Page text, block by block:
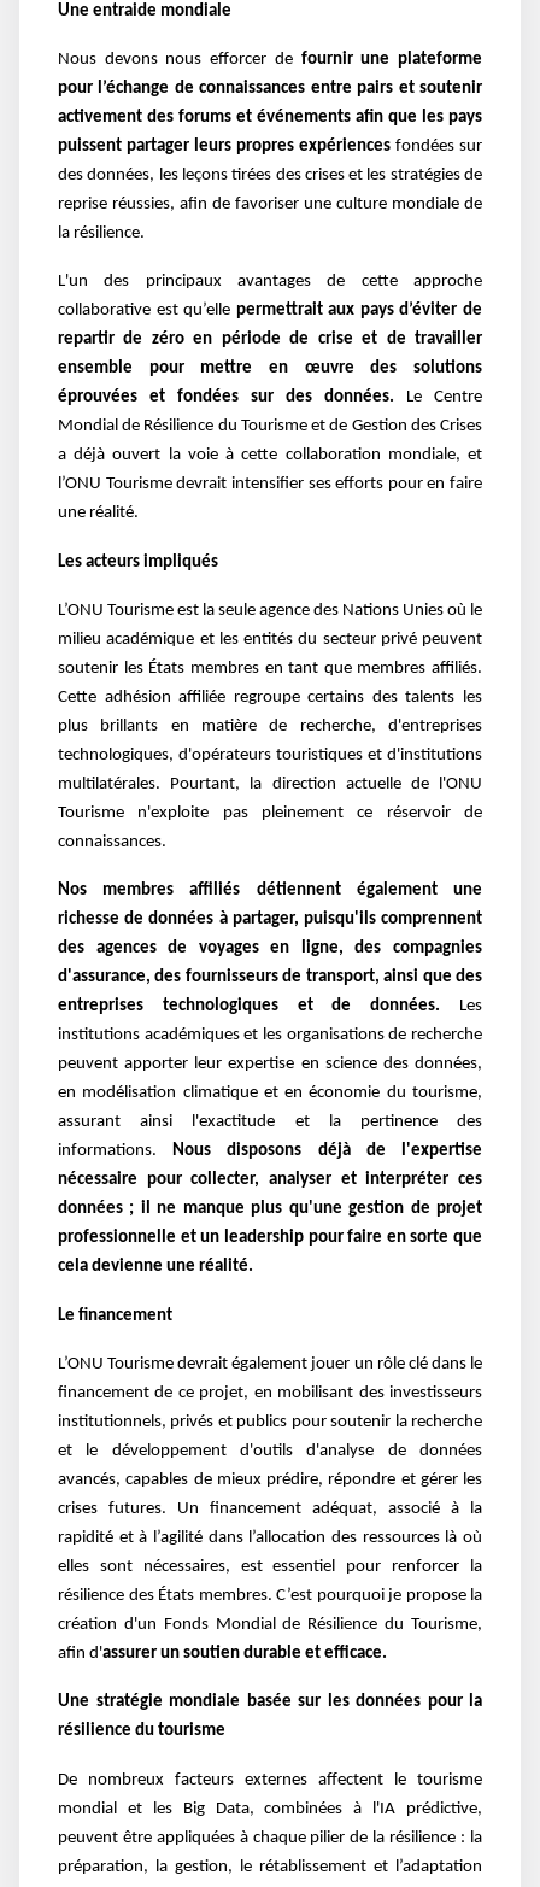
Une entraide mondiale
Nous devons nous efforcer de fournir une plateforme
pour l’échange de connaissances entre pairs et soutenir
activement des forums et événements afin que les pays
puissent partager leurs propres expériences fondées sur
des données, les leçons tirées des crises et les stratégies de
reprise réussies, afin de favoriser une culture mondiale de
la résilience.
L'un des principaux avantages de cette approche
collaborative est qu’elle permettrait aux pays d’éviter de
repartir de zéro en période de crise et de travailler
ensemble pour mettre en œuvre des solutions
éprouvées et fondées sur des données. Le Centre
Mondial de Résilience du Tourisme et de Gestion des Crises
a déjà ouvert la voie à cette collaboration mondiale, et
l’ONU Tourisme devrait intensifier ses efforts pour en faire
une réalité.
Les acteurs impliqués
L’ONU Tourisme est la seule agence des Nations Unies où le
milieu académique et les entités du secteur privé peuvent
soutenir les États membres en tant que membres affiliés.
Cette adhésion affiliée regroupe certains des talents les
plus brillants en matière de recherche, d'entreprises
technologiques, d'opérateurs touristiques et d'institutions
multilatérales. Pourtant, la direction actuelle de l'ONU
Tourisme n'exploite pas pleinement ce réservoir de
connaissances.
Nos membres affiliés détiennent également une
richesse de données à partager, puisqu'ils comprennent
des agences de voyages en ligne, des compagnies
d'assurance, des fournisseurs de transport, ainsi que des
entreprises technologiques et de données. Les
institutions académiques et les organisations de recherche
peuvent apporter leur expertise en science des données,
en modélisation climatique et en économie du tourisme,
assurant ainsi l'exactitude et la pertinence des
informations.Nous disposons déjà de l'expertise
nécessaire pour collecter, analyser et interpréter ces
données ; il ne manque plus qu'une gestion de projet
professionnelle et un leadership pour faire en sorte que
cela devienne une réalité.
Le financement
L’ONU Tourisme devrait également jouer un rôle clé dans le
financement de ce projet, en mobilisant des investisseurs
institutionnels, privés et publics pour soutenir la recherche
et le développement d'outils d'analyse de données
avancés, capables de mieux prédire, répondre et gérer les
crises futures. Un financement adéquat, associé à la
rapidité et à l’agilité dans l’allocation des ressources là où
elles sont nécessaires, est essentiel pour renforcer la
résilience des États membres. C’est pourquoi je propose la
création d'un Fonds Mondial de Résilience du Tourisme,
afin d'assurer un soutien durable et efficace.
Une stratégie mondiale basée sur les données pour la
résilience du tourisme
De nombreux facteurs externes affectent le tourisme
mondial et les Big Data, combinées à l'IA prédictive,
peuvent être appliquées à chaque pilier de la résilience : la
préparation, la gestion, le rétablissement et l’adaptation